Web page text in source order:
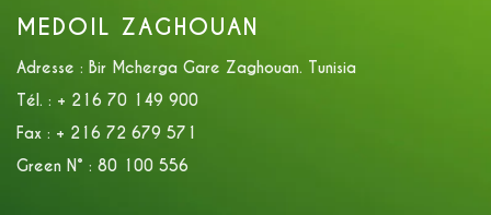
MEDOIL ZAGHOUAN
Adresse : Bir Mcherga Gare Zaghouan. Tunisia
Tél. : + 216 70 149 900
Fax : + 216 72 679 571
Green N° : 80 100 556